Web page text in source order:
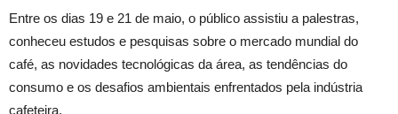
Entre os dias 19 e 21 de maio, o público assistiu a palestras,
conheceu estudos e pesquisas sobre o mercado mundial do
café, as novidades tecnológicas da área, as tendências do
consumo e os desafios ambientais enfrentados pela indústria
cafeteira.